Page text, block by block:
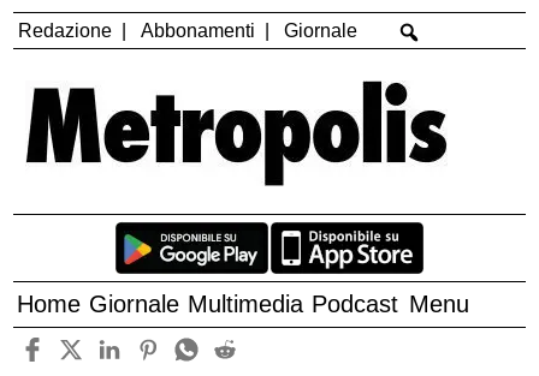
Redazione Abbonamenti Giornale
Home Giornale Multimedia Podcast Menu